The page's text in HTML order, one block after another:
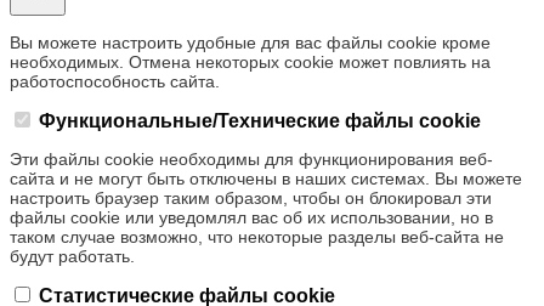
Вы можете настроить удобные для вас файлы cookie кроме
необходимых. Отмена некоторых cookie может повлиять на
работоспособность сайта.
Функциональные/Технические файлы cookie
Эти файлы cookie необходимы для функционирования веб-
сайта и не могут быть отключены в наших системах. Вы можете
настроить браузер таким образом, чтобы он блокировал эти
файлы cookie или уведомлял вас об их использовании, но в
таком случае возможно, что некоторые разделы веб-сайта не
будут работать.
Статистические файлы cookie